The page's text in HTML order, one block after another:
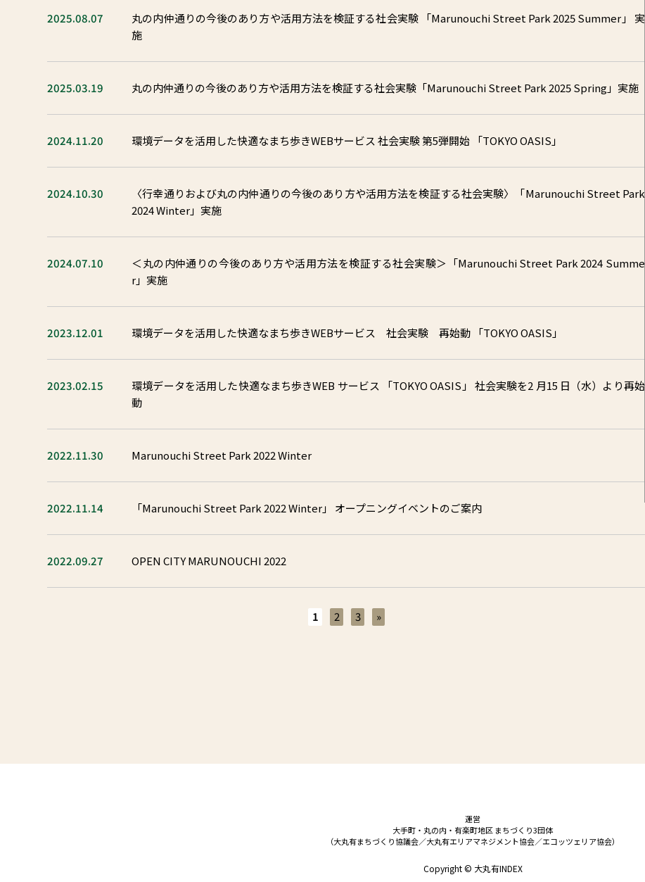
2025.08.07
丸の内仲通りの今後のあり方や活用方法を検証する社会実験 「Marunouchi Street Park 2025 Summer」 実
施
2025.03.19 丸の内仲通りの今後のあり方や活用方法を検証する社会実験「Marunouchi Street Park 2025 Spring」実施
2024.11.20 環境データを活用した快適なまち歩きWEBサービス 社会実験 第5弾開始 「TOKYO OASIS」
2024.10.30
〈行幸通りおよび丸の内仲通りの今後のあり方や活用方法を検証する社会実験〉「Marunouchi Street Park
2024 Winter」実施
2024.07.10
＜丸の内仲通りの今後のあり方や活用方法を検証する社会実験＞「Marunouchi Street Park 2024 Summe
r」実施
2023.12.01 環境データを活用した快適なまち歩きWEBサービス 社会実験 再始動 「TOKYO OASIS」
2023.02.15
環境データを活用した快適なまち歩きWEB サービス 「TOKYO OASIS」 社会実験を2 月15 日（水）より再始
動
2022.11.30 Marunouchi Street Park 2022 Winter
2022.11.14 「Marunouchi Street Park 2022 Winter」 オープニングイベントのご案内
2022.09.27 OPEN CITY MARUNOUCHI 2022
1 2 3 »
運営
大手町・丸の内・有楽町地区 まちづくり3団体
（大丸有まちづくり協議会／大丸有エリアマネジメント協会／エコッツェリア協会）
Copyright © 大丸有INDEX